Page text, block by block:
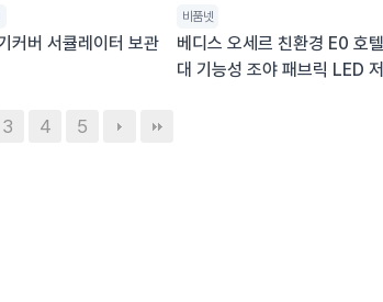
커버 서큘레이터 보관
비품넷
베디스 오세르 친환경 E0 호
대 기능성 조야 패브릭 LED
3 4 5